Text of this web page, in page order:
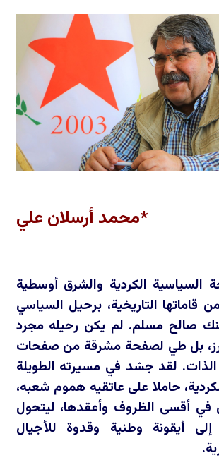
*محمد أرسلان علي
السياسية الكردية والشرق أوسطية
قاماتها التاريخية، برحيل السياسي
صالح مسلم. لم يكن رحيله مجرد
بل طي لصفحة مشرقة من صفحات
الذات. لقد جسّد في مسيرته الطويلة
حاملا على عاتقيه هموم شعبه،
في أقسى الظروف وأعقدها، ليتحول
أيقونة وطنية وقدوة للأجيال